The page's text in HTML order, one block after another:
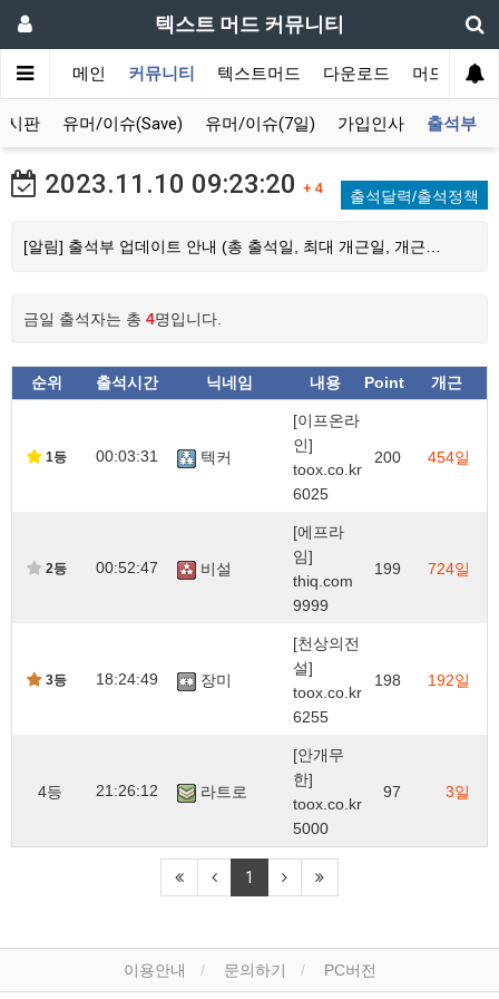
텍스트 머드 커뮤니티
메인 커뮤니티 텍스트머드 다운로드 머드 잡담
시판 유머/이슈(Save) 유머/이슈(7일) 가입인사 출석부
2023.11.10 09:23:20 + 4 출석달력/출석정책
[알림] 출석부 업데이트 안내 (총 출석일, 최대 개근일, 개근…
금일 출석자는 총 4명입니다.
순위 출석시간 닉네임 내용 Point 개근
1등 00:03:31 텍커
[이프온라
인]
toox.co.kr
6025
200 454일
2등 00:52:47 비설
[에프라
임]
thiq.com
9999
199 724일
3등 18:24:49 장미
[천상의전
설]
toox.co.kr
6255
198 192일
4등 21:26:12 라트로
[안개무
한]
toox.co.kr
5000
97 3일
1
이용안내 문의하기 PC버전